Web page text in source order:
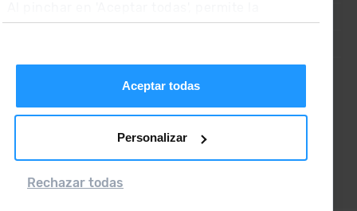
instalación de las cookies. Si prefieres
Aceptar todas
Personalizar
Rechazar todas